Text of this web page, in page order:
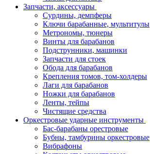
Запчасти, аксессуары
Сурдины, демпферы
Ключи барабанные, мультитулы
Метрономы, тюнеры
Винты для барабанов
Подструнники, машинки
Запчасти для стоек
Обода для барабанов
Крепления томов, том-холдеры
Лаги для барабанов
Ножки для барабанов
Ленты, тейпы
Чистящие средства
Оркестровые ударные инструменты
Бас-барабаны орестровые
Бубны, тамбурины оркестровые
Вибрафоны